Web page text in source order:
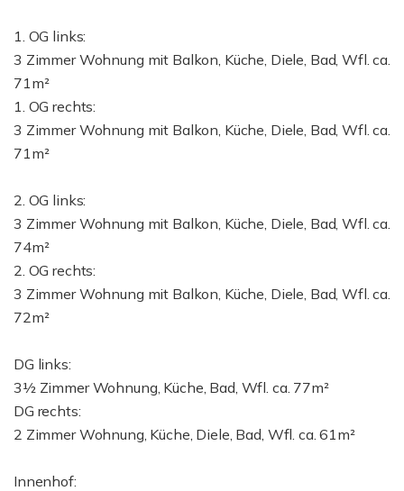
1. OG links:
3 Zimmer Wohnung mit Balkon, Küche, Diele, Bad, Wfl. ca.
71m²
1. OG rechts:
3 Zimmer Wohnung mit Balkon, Küche, Diele, Bad, Wfl. ca.
71m²
2. OG links:
3 Zimmer Wohnung mit Balkon, Küche, Diele, Bad, Wfl. ca.
74m²
2. OG rechts:
3 Zimmer Wohnung mit Balkon, Küche, Diele, Bad, Wfl. ca.
72m²
DG links:
3½ Zimmer Wohnung, Küche, Bad, Wfl. ca. 77m²
DG rechts:
2 Zimmer Wohnung, Küche, Diele, Bad, Wfl. ca. 61m²
Innenhof: